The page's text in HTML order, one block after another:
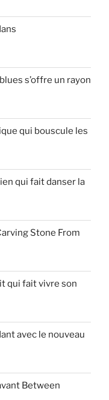
s’offre un rayon
qui bouscule les
qui fait danser la
Stone From
qui fait vivre son
avec le nouveau
Between